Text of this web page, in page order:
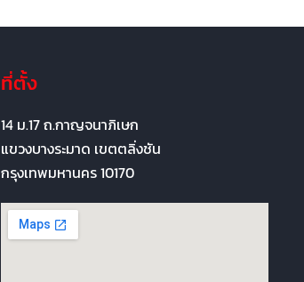
ที่ตั้ง
14 ม.17 ถ.กาญจนาภิเษก
แขวงบางระมาด เขตตลิ่งชัน
กรุงเทพมหานคร 10170